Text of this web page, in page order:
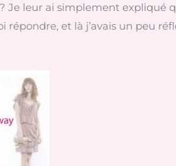
Je leur ai simplement expliqué
répondre, et là j’avais un peu